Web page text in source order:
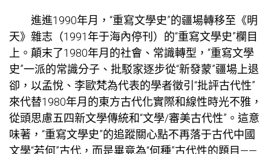
進進1990年月，“重寫文學史”的疆場轉移至《明
天》雜志（1991年于海內停刊）的“重寫文學史”欄目
上。顛末了1980年月的社會、常識轉型，“重寫文學
史”一派的常識分子、批駁家逐步從“新發蒙”疆場上退
卻，以孟悅、李歐梵為代表的學者徵引“批評古代性”
來代替1980年月的東方古代化實際和線性時光不雅，
從頭思慮五四新文學傳統和“文學/審美古代性”。這意
味著，“重寫文學史”的追蹤關心點不再落于古代中國
文學“若何”古代，而是畢竟為“何種”古代性的題目——